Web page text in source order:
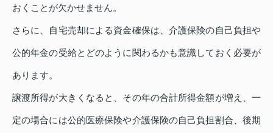
おくことが欠かせません。
さらに、自宅売却による資金確保は、介護保険の自己負担や
公的年金の受給とどのように関わるかも意識しておく必要が
あります。
譲渡所得が大きくなると、その年の合計所得金額が増え、一
定の場合には公的医療保険や介護保険の自己負担割合、後期